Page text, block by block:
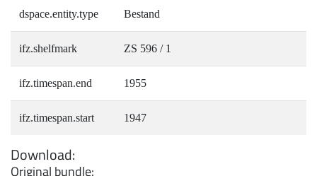
dspace.entity.type Bestand
ifz.shelfmark ZS 596 / 1
ifz.timespan.end 1955
ifz.timespan.start 1947
Download
Original bundle